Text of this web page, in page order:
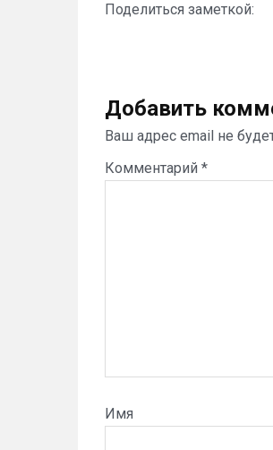
Поделиться заметкой:
Добавить
Ваш адрес email не
Комментарий *
Имя